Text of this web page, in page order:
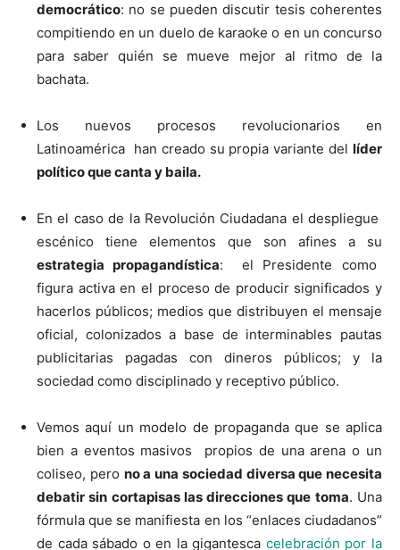
democrático: no se pueden discutir tesis coherentes
compitiendo en un duelo de karaoke o en un concurso
para saber quién se mueve mejor al ritmo de la
bachata.
Los nuevos procesos revolucionarios en
Latinoamérica han creado su propia variante del líder
político que canta y baila.
En el caso de la Revolución Ciudadana el despliegue
escénico tiene elementos que son afines a su
estrategia propagandística: el Presidente como
figura activa en el proceso de producir significados y
hacerlos públicos; medios que distribuyen el mensaje
oficial, colonizados a base de interminables pautas
publicitarias pagadas con dineros públicos; y la
sociedad como disciplinado y receptivo público.
Vemos aquí un modelo de propaganda que se aplica
bien a eventos masivos propios de una arena o un
coliseo, pero no a una sociedad diversa que necesita
debatir sin cortapisas las direcciones que toma. Una
fórmula que se manifiesta en los “enlaces ciudadanos”
de cada sábado o en la gigantesca celebración por la